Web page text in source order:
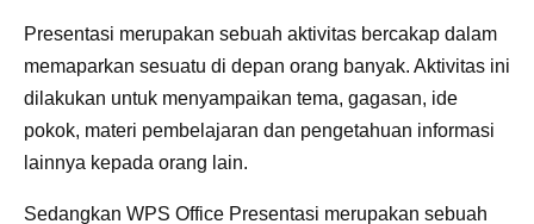
Presentasi merupakan sebuah aktivitas bercakap dalam
memaparkan sesuatu di depan orang banyak. Aktivitas ini
dilakukan untuk menyampaikan tema, gagasan, ide
pokok, materi pembelajaran dan pengetahuan informasi
lainnya kepada orang lain.
Sedangkan WPS Office Presentasi merupakan sebuah